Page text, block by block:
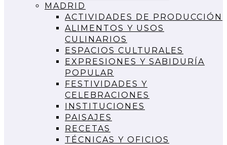
MADRID
ACTIVIDADES DE PRODUCCIÓN
ALIMENTOS Y USOS
CULINARIOS
ESPACIOS CULTURALES
EXPRESIONES Y SABIDURÍA
POPULAR
FESTIVIDADES Y
CELEBRACIONES
INSTITUCIONES
PAISAJES
RECETAS
TÉCNICAS Y OFICIOS